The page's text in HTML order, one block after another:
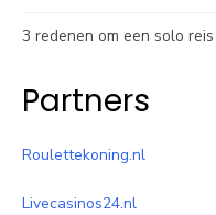
3 redenen om een solo
Partners
Roulettekoning.nl
Livecasinos24.nl